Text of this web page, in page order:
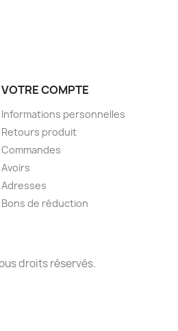
VOTRE COMPTE
Informations personnelles
Retours produit
Commandes
Avoirs
Adresses
Bons de réduction
droits réservés.